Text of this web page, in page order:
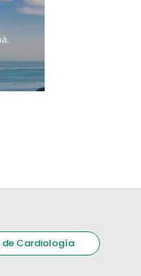
de Cardiología